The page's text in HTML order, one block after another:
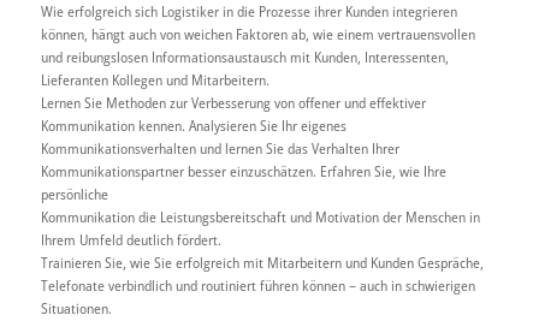
Wie erfolgreich sich Logistiker in die Prozesse ihrer Kunden integrieren
können, hängt auch von weichen Faktoren ab, wie einem vertrauensvollen
und reibungslosen Informationsaustausch mit Kunden, Interessenten,
Lieferanten Kollegen und Mitarbeitern.
Lernen Sie Methoden zur Verbesserung von offener und effektiver
Kommunikation kennen. Analysieren Sie Ihr eigenes
Kommunikationsverhalten und lernen Siedas Verhalten Ihrer
Kommunikationspartner bessereinzuschätzen. Erfahren Sie, wie Ihre
persönliche
Kommunikation die Leistungsbereitschaft und Motivation der Menschen in
Ihrem Umfeld deutlich fördert.
Trainieren Sie, wie Sie erfolgreich mit Mitarbeitern und Kunden Gespräche,
Telefonate verbindlich und routiniert führen können – auch in schwierigen
Situationen.